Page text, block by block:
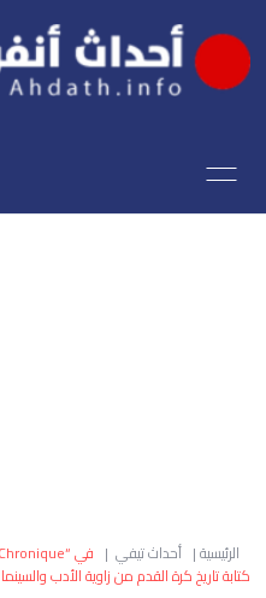
الرئيسية| أحداث تيفي |
كتابة تاريخ كرة القدم من زاوية الأدب والسينما